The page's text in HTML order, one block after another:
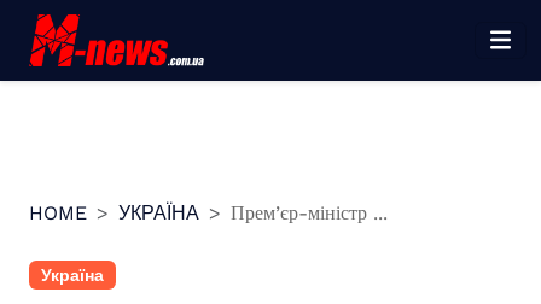
Перейти
вмісту
HOME УКРАЇНА Прем’єр-міністр ...
Україна